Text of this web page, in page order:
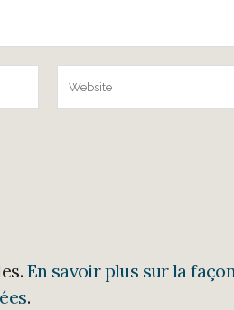
En savoir plus sur la
.